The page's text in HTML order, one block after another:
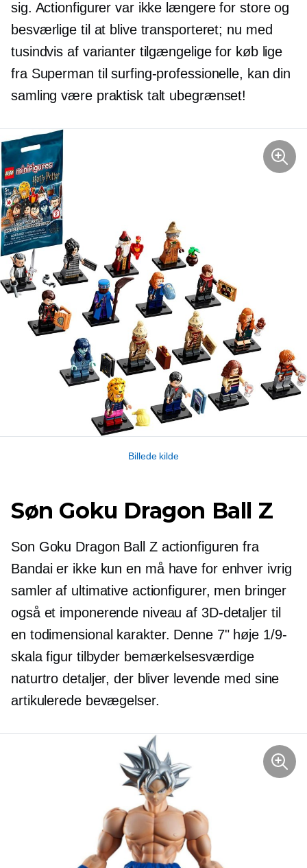
sig. Actionfigurer var ikke længere for store og
besværlige til at blive transporteret; nu med
tusindvis af varianter tilgængelige for køb lige
fra Superman til surfing-professionelle, kan din
samling være praktisk talt ubegrænset!
Billede kilde
Søn Goku Dragon Ball Z
Son Goku Dragon Ball Z actionfiguren fra
Bandai er ikke kun en må have for enhver ivrig
samler af ultimative actionfigurer, men bringer
også et imponerende niveau af 3D-detaljer til
en todimensional karakter. Denne 7" høje 1/9-
skala figur tilbyder bemærkelsesværdige
naturtro detaljer, der bliver levende med sine
artikulerede bevægelser.